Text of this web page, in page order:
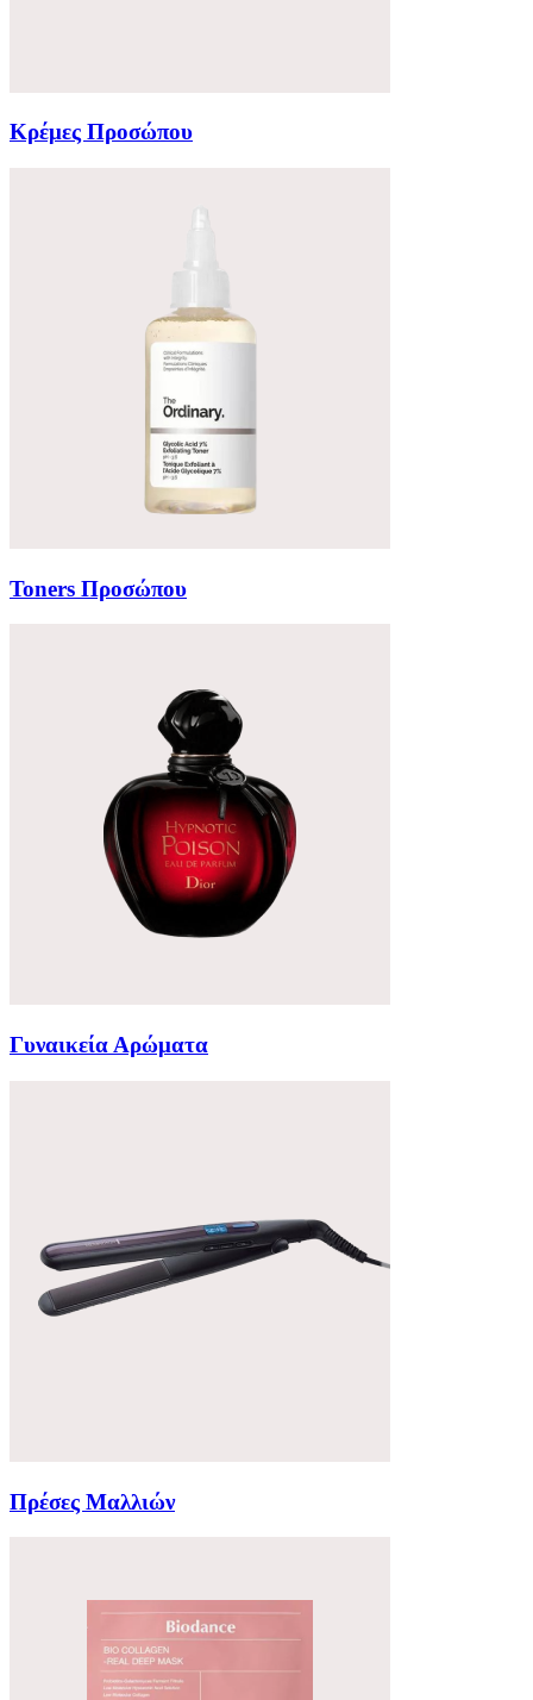
Κρέμες Προσώπου
Toners Προσώπου
Γυναικεία Αρώματα
Πρέσες Μαλλιών